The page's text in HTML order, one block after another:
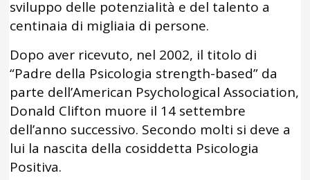
sviluppo delle potenzialità e del talento a
centinaia di migliaia di persone.
Dopo aver ricevuto, nel 2002, il titolo di
“Padre della Psicologia strength-based” da
parte dell’American Psychological Association,
Donald Clifton muore il 14 settembre
dell’anno successivo. Secondo molti si deve a
lui la nascita della cosiddetta Psicologia
Positiva.